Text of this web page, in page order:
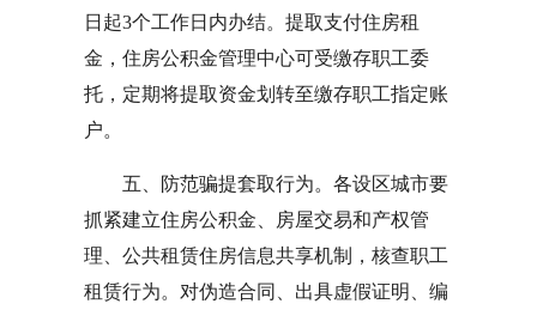
日起3个工作日内办结。提取支付住房租
金，住房公积金管理中心可受缴存职工委
托，定期将提取资金划转至缴存职工指定账
户。
五、防范骗提套取行为。各设区城市要
抓紧建立住房公积金、房屋交易和产权管
理、公共租赁住房信息共享机制，核查职工
租赁行为。对伪造合同、出具虚假证明、编